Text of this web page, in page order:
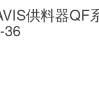
供料器QF
36